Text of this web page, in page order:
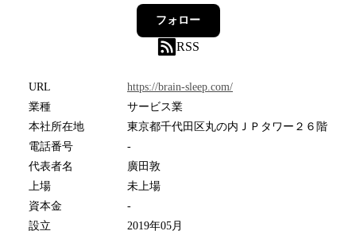
フォロー
RSS
URL
https://brain-sleep.com/
業種
サービス業
本社所在地
東京都千代田区丸の内ＪＰタワー２６階
電話番号
-
代表者名
廣田敦
上場
未上場
資本金
-
設立
2019年05月